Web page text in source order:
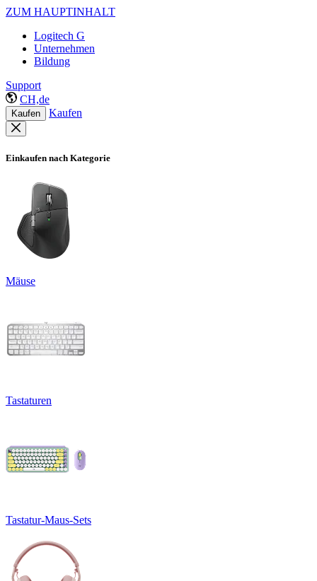
ZUM HAUPTINHALT
Logitech G
Unternehmen
Bildung
Support
CH,de
Kaufen Kaufen
Einkaufen nach Kategorie
Mäuse
Tastaturen
Tastatur-Maus-Sets